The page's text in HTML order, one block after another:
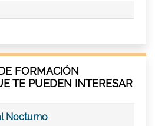
FORMACIÓN
TE PUEDEN INTERESAR
Nocturno